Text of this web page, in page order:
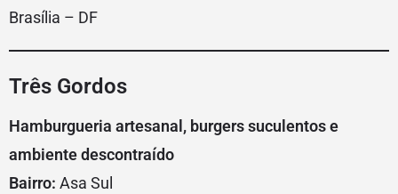
Brasília – DF
Três Gordos
Hamburgueria artesanal, burgers suculentos e
ambiente descontraído
Bairro: Asa Sul